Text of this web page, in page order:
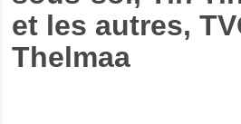
et les autres,
Thelmaa